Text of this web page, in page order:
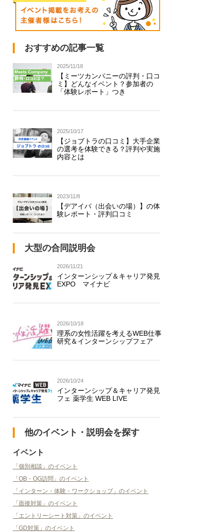
おすすめの記事一覧
2025/11/18
【ミーツカンパニーの評判・口コ
ミ】どんなイベント？参加者の
「体験レポート」つき
2025/10/17
【ジョブトラの口コミ】大手企業
の選考を体験できる？評判や実施
内容とは
2023/11/8
【デアイバ（出会いの場）】の体
験レポート・評判口コミ
大型の合同説明会
2026/11/21
インターンシップ＆キャリア発見
EXPO マイナビ
2026/10/18
理系の女性活躍を考えるWEB仕事
研究＆インターンシップフェア
2026/10/24
インターンシップ＆キャリア発見
フェ 薬学生 WEB LIVE
他のイベント・説明会を探す
イベント
「個別相談」のイベント
「OB・OG訪問」のイベント
「インターン・体験・ワークショップ」のイベント
「面接対策」のイベント
「エントリーシート対策」のイベント
「GD対策」のイベント